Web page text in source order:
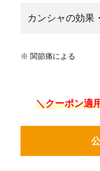
カンシャの効
※ 関節痛による
＼クーポン適